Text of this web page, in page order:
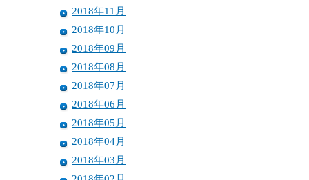
2018年11月
2018年10月
2018年09月
2018年08月
2018年07月
2018年06月
2018年05月
2018年04月
2018年03月